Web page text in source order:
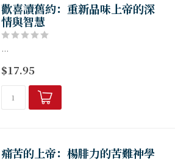
歡喜讀舊約：重新品味上帝的深
情與智慧
...
$17.95
痛苦的上帝：楊腓力的苦難神學